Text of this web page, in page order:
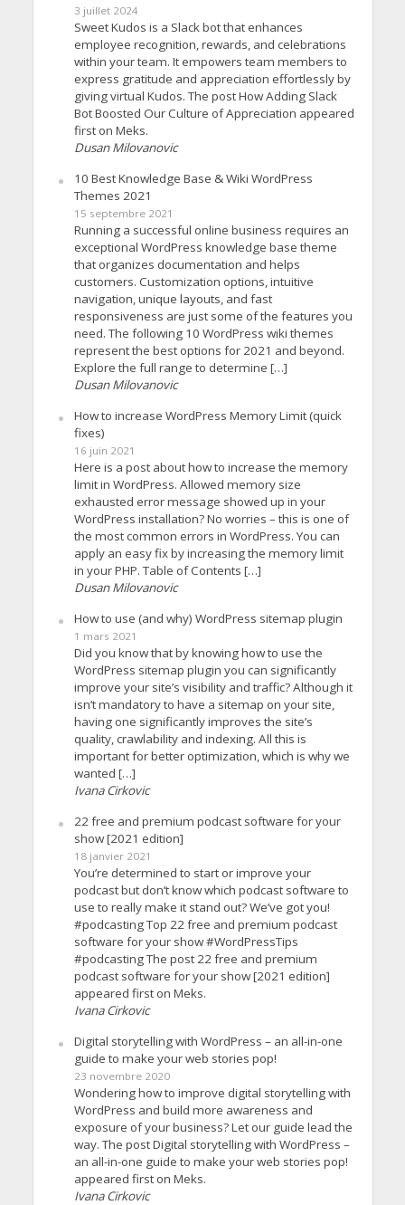
3 juillet 2024
Sweet Kudos is a Slack bot that enhances
employee recognition, rewards, and celebrations
within your team. It empowers team members to
express gratitude and appreciation effortlessly by
giving virtual Kudos. The post How Adding Slack
Bot Boosted Our Culture of Appreciation appeared
first on Meks.
Dusan Milovanovic
10 Best Knowledge Base & Wiki WordPress
Themes 2021
15 septembre 2021
Running a successful online business requires an
exceptional WordPress knowledge base theme
that organizes documentation and helps
customers. Customization options, intuitive
navigation, unique layouts, and fast
responsiveness are just some of the features you
need. The following 10 WordPress wiki themes
represent the best options for 2021 and beyond.
Explore the full range to determine […]
Dusan Milovanovic
How to increase WordPress Memory Limit (quick
fixes)
16 juin 2021
Here is a post about how to increase the memory
limit in WordPress. Allowed memory size
exhausted error message showed up in your
WordPress installation? No worries – this is one of
the most common errors in WordPress. You can
apply an easy fix by increasing the memory limit
in your PHP. Table of Contents […]
Dusan Milovanovic
How to use (and why) WordPress sitemap plugin
1 mars 2021
Did you know that by knowing how to use the
WordPress sitemap plugin you can significantly
improve your site’s visibility and traffic? Although it
isn’t mandatory to have a sitemap on your site,
having one significantly improves the site’s
quality, crawlability and indexing. All this is
important for better optimization, which is why we
wanted […]
Ivana Cirkovic
22 free and premium podcast software for your
show [2021 edition]
18 janvier 2021
You’re determined to start or improve your
podcast but don’t know which podcast software to
use to really make it stand out? We’ve got you!
#podcasting Top 22 free and premium podcast
software for your show #WordPressTips
#podcasting The post 22 free and premium
podcast software for your show [2021 edition]
appeared first on Meks.
Ivana Cirkovic
Digital storytelling with WordPress – an all-in-one
guide to make your web stories pop!
23 novembre 2020
Wondering how to improve digital storytelling with
WordPress and build more awareness and
exposure of your business? Let our guide lead the
way. The post Digital storytelling with WordPress –
an all-in-one guide to make your web stories pop!
appeared first on Meks.
Ivana Cirkovic